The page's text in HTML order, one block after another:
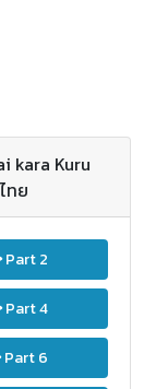
kara Kuru
ทย
Part 2
Part 4
Part 6